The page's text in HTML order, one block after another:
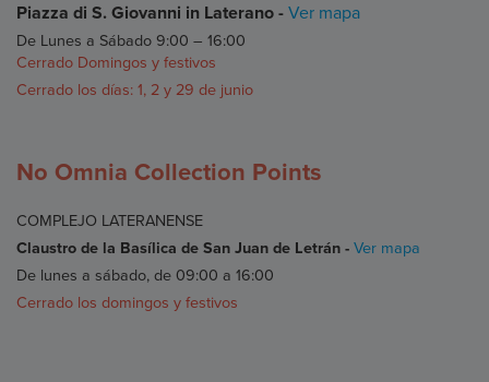
Piazza di S. Giovanni in Laterano - Ver mapa
De Lunes a Sábado 9:00 – 16:00
Cerrado Domingos y festivos
Cerrado los días: 1, 2 y 29 de junio
No Omnia Collection Points
COMPLEJO LATERANENSE
Claustro de la Basílica de San Juan de Letrán - Ver mapa
De lunes a sábado, de 09:00 a 16:00
Cerrado los domingos y festivos